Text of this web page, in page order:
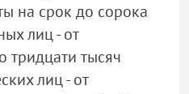
на срок до сорока
лиц - от
тридцати тысяч
лиц - от